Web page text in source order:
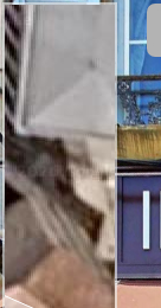
Satellite